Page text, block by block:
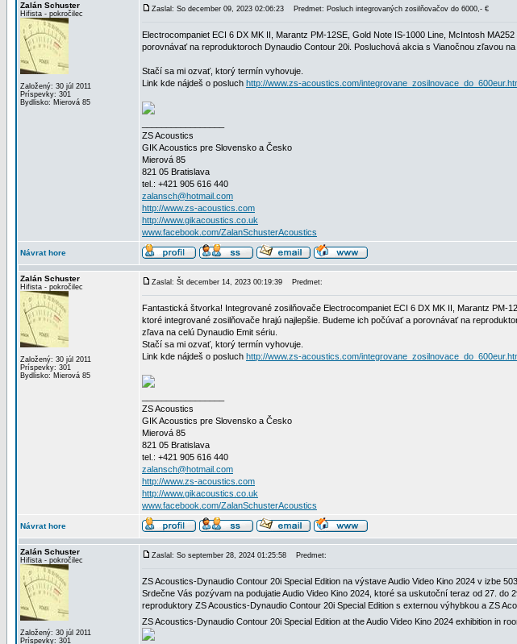
Zalán Schuster
Hifista - pokročilec
Založený: 30 júl 2011
Príspevky: 301
Bydlisko: Mierová 85
Zaslal: So december 09, 2023 02:06:23 Predmet: Posluch integrovaných zosilňovačov do 6000,- €
Electrocompaniet ECI 6 DX MK II, Marantz PM-12SE, Gold Note IS-1000 Line, McIntosh
porovnávať na reproduktoroch Dynaudio Contour 20i. Posluchová akcia s Vianočnou zľavou
Stačí sa mi ozvať, ktorý termín vyhovuje.
Link kde nájdeš o posluch http://www.zs-acoustics.com/
ZS Acoustics
GIK Acoustics pre Slovensko a Česko
Mierová 85
821 05 Bratislava
tel.: +421 905 616 440
zalansch@hotmail.com
http://www.zs-acoustics.com
http://www.gikacoustics.co.uk
www.facebook.com/ZalanSchusterAcoustics
Návrat hore
Zalán Schuster
Hifista - pokročilec
Založený: 30 júl 2011
Príspevky: 301
Bydlisko: Mierová 85
Zaslal: Št december 14, 2023 00:19:39 Predmet:
Fantastická štvorka! Integrované zosilňovače Electrocompaniet ECI 6 DX MK II, Marantz
ktoré integrované zosilňovače hrajú najlepšie. Budeme ich počúvať a porovnávať na
zľava na celú Dynaudio Emit sériu.
Stačí sa mi ozvať, ktorý termín vyhovuje.
Link kde nájdeš o posluch http://www.zs-acoustics.com/
ZS Acoustics
GIK Acoustics pre Slovensko a Česko
Mierová 85
821 05 Bratislava
tel.: +421 905 616 440
zalansch@hotmail.com
http://www.zs-acoustics.com
http://www.gikacoustics.co.uk
www.facebook.com/ZalanSchusterAcoustics
Návrat hore
Zalán Schuster
Hifista - pokročilec
Založený: 30 júl 2011
Príspevky: 301
Zaslal: So september 28, 2024 01:25:58 Predmet:
ZS Acoustics-Dynaudio Contour 20i Special Edition na výstave Audio Video Kino 2024 v izbe 503
Srdečne Vás pozývam na podujatie Audio Video Kino 2024, ktoré sa uskutoční teraz od 27.
reproduktory ZS Acoustics-Dynaudio Contour 20i Special Edition s externou výhybkou a ZS
ZS Acoustics-Dynaudio Contour 20i Special Edition at the Audio Video Kino 2024 exhibition in